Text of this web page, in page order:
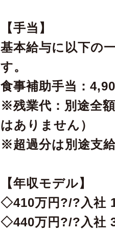
【手当】
基本給与に以下の
す。
食事補助手当：
※残業代：別途全
はありません）
※超過分は別途支
【年収モデル】
◇410万円?/?入社
◇440万円?/?入社